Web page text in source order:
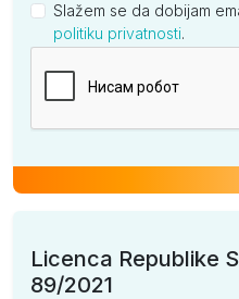
Slažem se da dobijam
politiku privatnosti.
Licenca Republike
89/2021